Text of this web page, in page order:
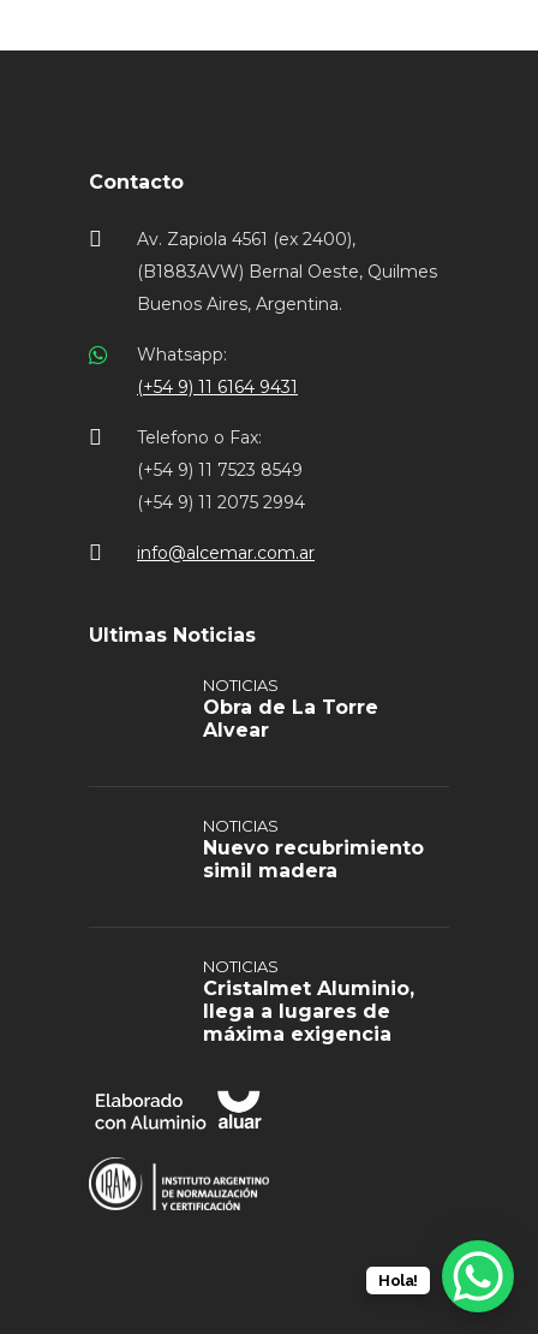
Contacto
Av. Zapiola 4561 (ex 2400),
(B1883AVW) Bernal Oeste, Quilmes
Buenos Aires, Argentina.
Whatsapp:
(+54 9) 11 6164 9431
Telefono o Fax:
(+54 9) 11 7523 8549
(+54 9) 11 2075 2994
info@alcemar.com.ar
Ultimas Noticias
NOTICIAS
Obra de La Torre
Alvear
NOTICIAS
Nuevo recubrimiento
simil madera
NOTICIAS
Cristalmet Aluminio,
llega a lugares de
máxima exigencia
Hola!